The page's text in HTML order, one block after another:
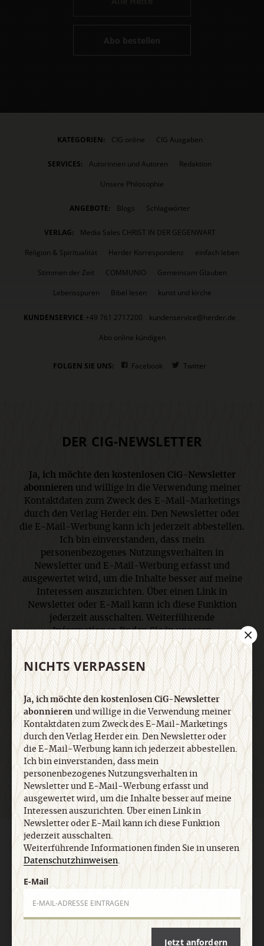
Abo bestellen
KATEGORIEN: CIG online CIG Ausgaben
SERVICES: Autorinnen und Autoren
Redaktion
Unsere Philosophie
ANGEBOTE: Blogs Schlagwörter
VERLAG:
Media Sales CHRIST IN DER GEGENWART
Religion & Spiritualität
Herder Korrespondenz
einfach leben
Stimmen der Zeit
COMMUNIO
Gemeinsam Glauben
Lebensspuren
Bibel lesen kunst und kirche
KUNDENSERVICE +49 761 2717200
kundenservice@herder.de
Abo online kündigen
FOLGEN SIE UNS: Facebook Twitter
DER CIG-NEWSLETTER
Ja, ich möchte den kostenlosen CiG-Newsletter
abonnieren und willige in die Verwendung meiner
Kontaktdaten zum Zweck des E-Mail-Marketings
durch den Verlag Herder ein. Den Newsletter oder
die E-Mail-Werbung kann ich jederzeit abbestellen.
Ich bin einverstanden, dass mein
personenbezogenes Nutzungsverhalten in
Newsletter und E-Mail-Werbung erfasst und
ausgewertet wird, um die Inhalte besser auf meine
Interessen auszurichten. Über einen Link in
Newsletter oder E-Mail kann ich diese Funktion
jederzeit ausschalten. Weiterführende
Informationen finden Sie in unseren
Datenschutzhinweisen.
E-Mail
Jetzt anmelden
AGB und Widerrufsbelehrung
Impressum
Vertrag widerrufen Abo online kündigen
NICHTS VERPASSEN
Ja, ich möchte den kostenlosen CiG-Newsletter
abonnierenund willige in die Verwendung meiner
Kontaktdaten zum Zweck des E-Mail-Marketings
durch den Verlag Herder ein. Den Newsletter oder
die E-Mail-Werbung kann ich jederzeit abbestellen.
Ich bin einverstanden, dass mein
personenbezogenes Nutzungsverhalten in
Newsletter und E-Mail-Werbung erfasst und
ausgewertet wird, um die Inhalte besser auf meine
Interessen auszurichten. Über einen Link in
Newsletter oder E-Mail kann ich diese Funktion
jederzeit ausschalten.
Weiterführende Informationen finden Sie in unseren
Datenschutzhinweisen.
E-Mail
Jetzt anfordern